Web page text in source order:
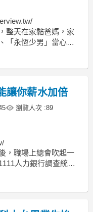
整天在家黏爸媽，家
「永恆少男」當心是
察，這類罹患「依賴
「準備公務員考試」為
科
讓你薪水加倍
瀏覽人次 :89
，職場上總會吹起一
人力銀行調查統
、追求個人興趣，與
機、贏得年後轉職絕